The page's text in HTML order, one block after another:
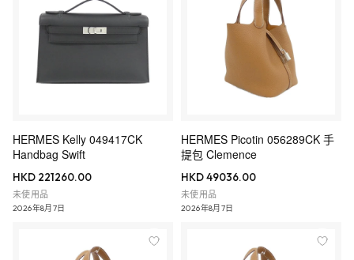
HERMES Kelly 049417CK
Handbag Swift
HKD 221260.00
未使用品
2026年8月7日
HERMES Picotin 056289CK 手
提包 Clemence
HKD 49036.00
未使用品
2026年8月7日